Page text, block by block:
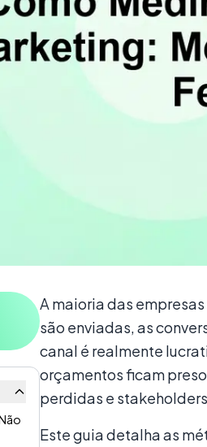
Conteúdo
A maioria das
são enviadas, as
canal é realmente
orçamentos ficam
perdidas e
Este guia detalha as